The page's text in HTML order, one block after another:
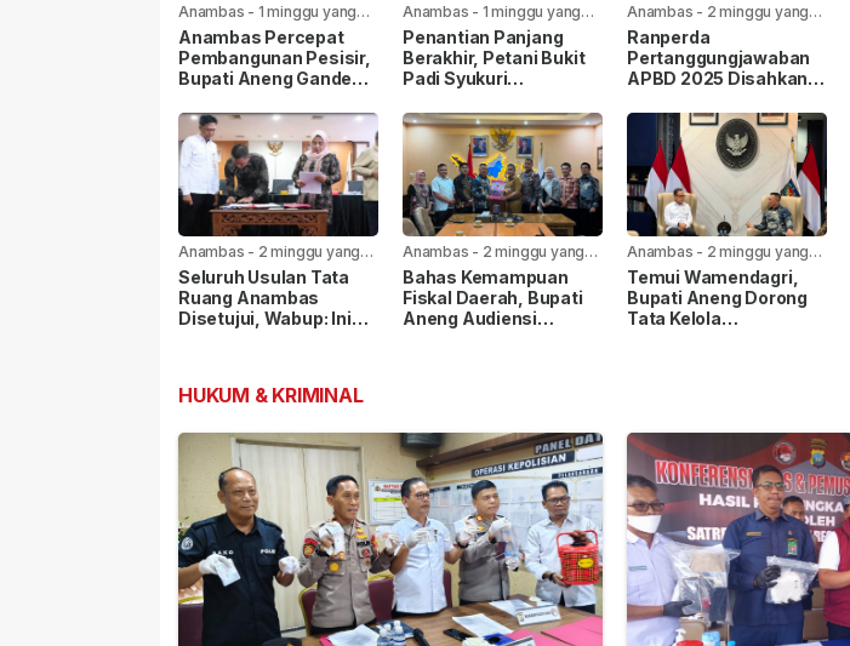
Anambas - 1 minggu yang
lalu
Anambas Percepat
Pembangunan Pesisir,
Bupati Aneng Gandeng
Anambas - 1 minggu yang
lalu
Penantian Panjang
Berakhir, Petani Bukit
Padi Syukuri
Irigasi Mulai Dikerjakan
Anambas - 2 minggu yang
lalu
Ranperda
Pertanggungjawaban
APBD 2025 Disahkan
Bupati Anambas
Anambas - 2 minggu yang
lalu
Seluruh Usulan Tata
Ruang Anambas
Disetujui, Wabup: Ini
Anambas - 2 minggu yang
lalu
Bahas Kemampuan
Fiskal Daerah, Bupati
Aneng Audiensi
Anambas - 2 minggu yang
lalu
Temui Wamendagri,
Bupati Aneng Dorong
Tata Kelola
HUKUM & KRIMINAL